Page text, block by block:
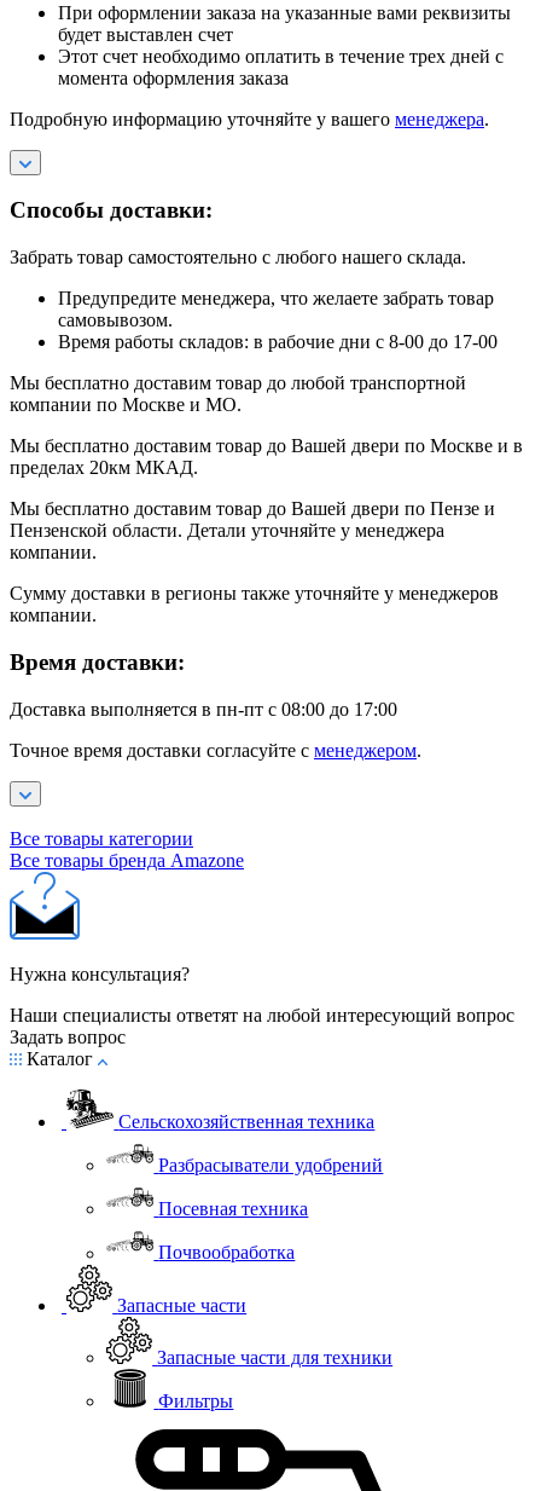
При оформлении заказа на указанные вами реквизиты
будет выставлен счет
Этот счет необходимо оплатить в течение трех дней с
момента оформления заказа
Подробную информацию уточняйте у вашего менеджера.
Способы доставки:
Забрать товар самостоятельно с любого нашего склада.
Предупредите менеджера, что желаете забрать товар
самовывозом.
Время работы складов: в рабочие дни с 8-00 до 17-00
Мы бесплатно доставим товар до любой транспортной
компании по Москве и МО.
Мы бесплатно доставим товар до Вашей двери по Москве и в
пределах 20км МКАД.
Мы бесплатно доставим товар до Вашей двери по Пензе и
Пензенской области. Детали уточняйте у менеджера
компании.
Сумму доставки в регионы также уточняйте у менеджеров
компании.
Время доставки:
Доставка выполняется в пн-пт с 08:00 до 17:00
Точное время доставки согласуйте с менеджером.
Все товары категории
Все товары бренда Amazone
Нужна консультация?
Наши специалисты ответят на любой интересующий вопрос
Задать вопрос
Каталог
Сельскохозяйственная техника
Разбрасыватели удобрений
Посевная техника
Почвообработка
Запасные части
Запасные части для техники
Фильтры